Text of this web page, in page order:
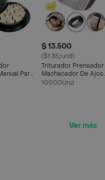
Para
$ 13.500
($1.35/und)
Triturador Prensador
Machacador De Ajos
Acero Inoxidable
10000Und
Ver más